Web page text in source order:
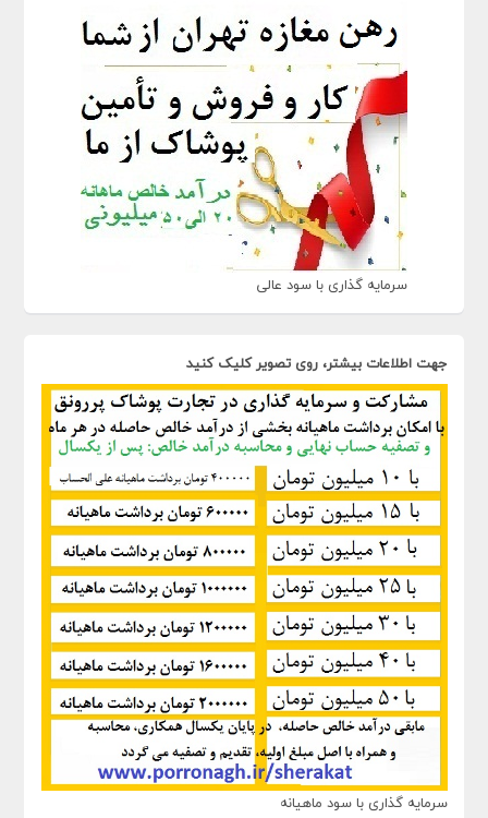
سرمایه گذاری با سود عالی
جهت اطلاعات بیشتر، روی تصویر کلیک کنید
سرمایه گذاری با سود ماهیانه